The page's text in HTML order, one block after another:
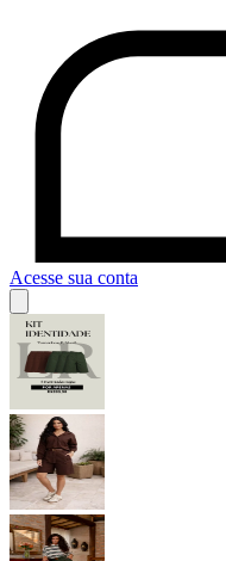
Acesse sua conta